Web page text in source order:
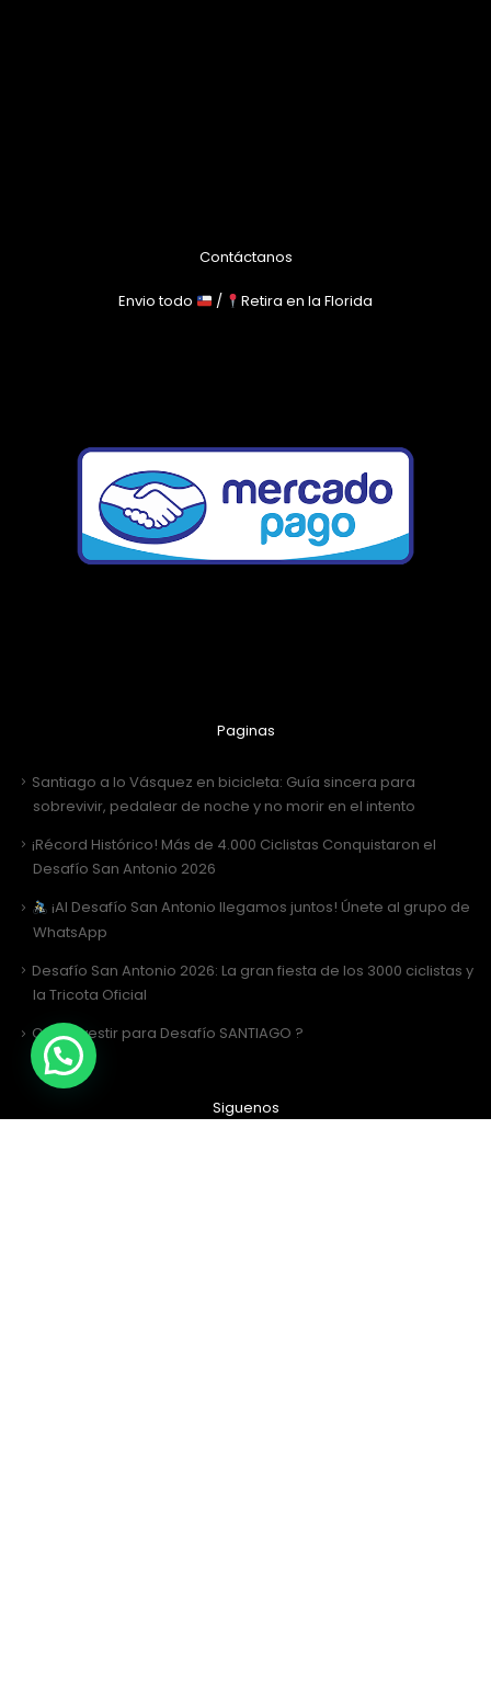
Contáctanos
Envio todo / Retira en la Florida
Paginas
Santiago a lo Vásquez en bicicleta: Guía sincera para
sobrevivir, pedalear de noche y no morir en el intento
¡Récord Histórico! Más de 4.000 Ciclistas Conquistaron el
Desafío San Antonio 2026
¡Al Desafío San Antonio llegamos juntos! Únete al grupo de
WhatsApp
Desafío San Antonio 2026: La gran fiesta de los 3000 ciclistas y
la Tricota Oficial
Como vestir para Desafío SANTIAGO ?
Siguenos